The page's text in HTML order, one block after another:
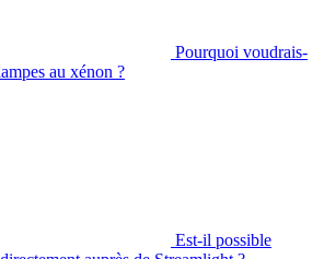
Pourquoi voudrais-
au xénon ?
Est-il possible